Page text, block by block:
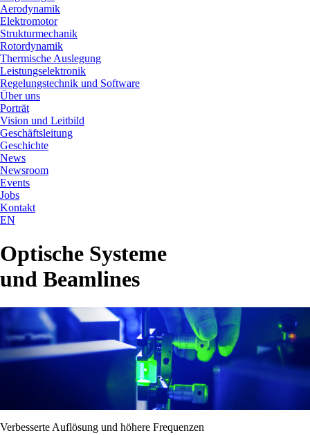
Aerodynamik
Elektromotor
Strukturmechanik
Rotordynamik
Thermische Auslegung
Leistungselektronik
Regelungstechnik und Software
Über uns
Porträt
Vision und Leitbild
Geschäftsleitung
Geschichte
News
Newsroom
Events
Jobs
Kontakt
EN
Optische Systeme
und Beamlines
Verbesserte Auflösung und höhere Frequenzen